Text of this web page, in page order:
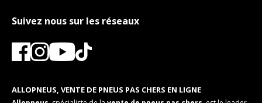
Suivez nous sur les réseaux
ALLOPNEUS, VENTE DE PNEUS PAS CHERS EN LIGNE